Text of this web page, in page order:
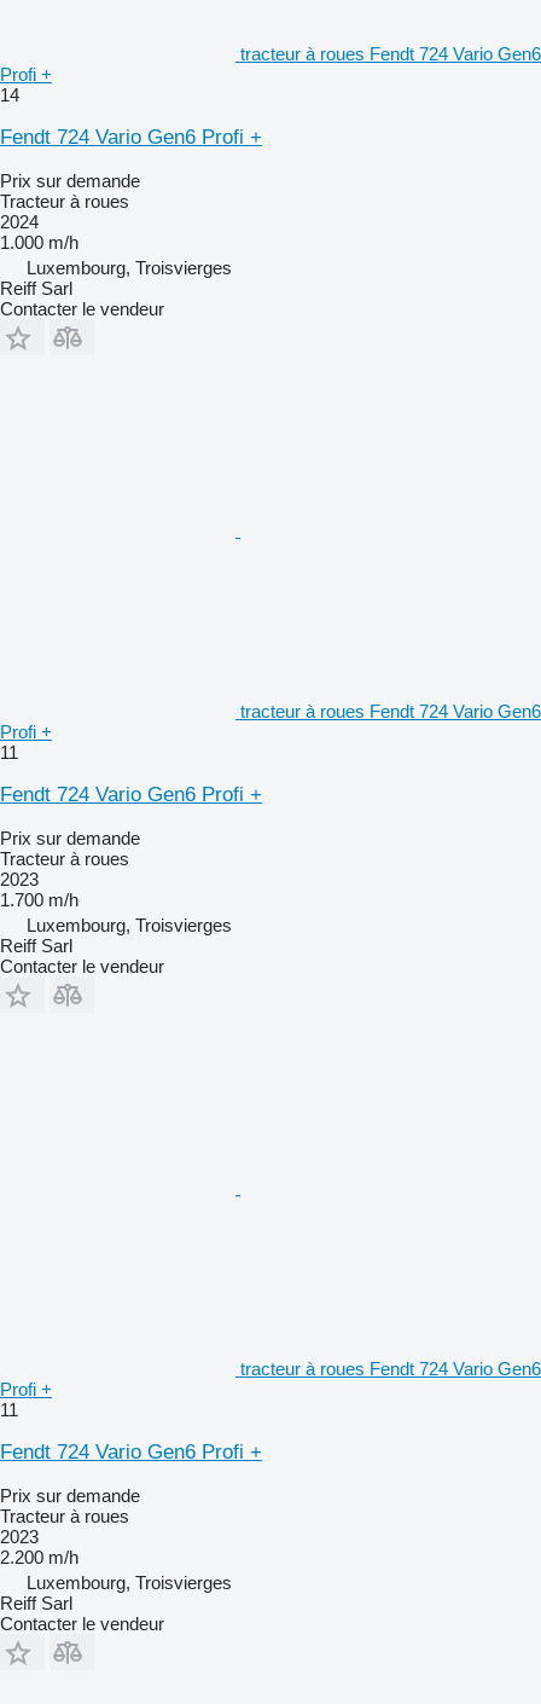
tracteur à roues Fendt 724 Vario Gen6
Profi +
14
Fendt 724 Vario Gen6 Profi +
Prix sur demande
Tracteur à roues
2024
1.000 m/h
Luxembourg, Troisvierges
Reiff Sarl
Contacter le vendeur
tracteur à roues Fendt 724 Vario Gen6
Profi +
11
Fendt 724 Vario Gen6 Profi +
Prix sur demande
Tracteur à roues
2023
1.700 m/h
Luxembourg, Troisvierges
Reiff Sarl
Contacter le vendeur
tracteur à roues Fendt 724 Vario Gen6
Profi +
11
Fendt 724 Vario Gen6 Profi +
Prix sur demande
Tracteur à roues
2023
2.200 m/h
Luxembourg, Troisvierges
Reiff Sarl
Contacter le vendeur